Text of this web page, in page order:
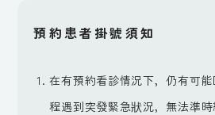
預約患者掛號須知
在有預約看診情況下，仍有可
程遇到突發緊急狀況，無法準